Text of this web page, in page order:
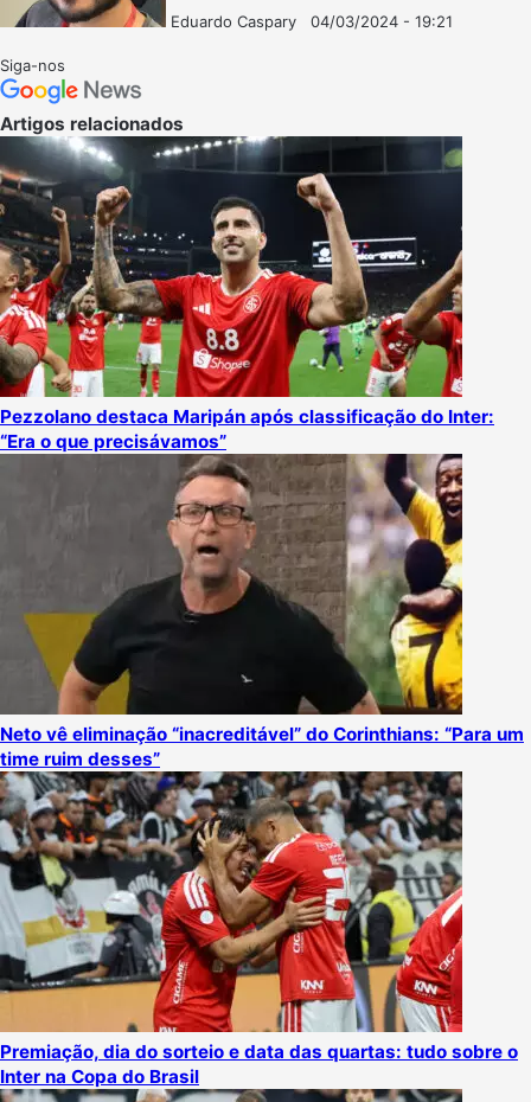
Eduardo Caspary
04/03/2024 - 19:21
Siga-nos
Artigos relacionados
Pezzolano destaca Maripán após classificação do Inter:
“Era o que precisávamos”
Neto vê eliminação “inacreditável” do Corinthians: “Para um
time ruim desses”
Premiação, dia do sorteio e data das quartas: tudo sobre o
Inter na Copa do Brasil